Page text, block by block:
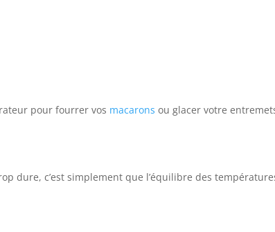
pour fourrer vos macarons ou glacer votre
dure, c’est simplement que l’équilibre des